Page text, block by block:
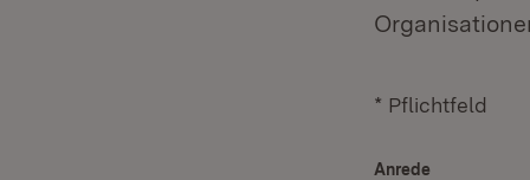
* Pflichtfeld
Anrede